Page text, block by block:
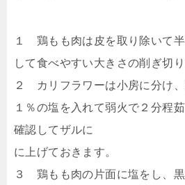
１ 鶏もも肉は皮を取り除いて
して食べやすい大きさの削ぎ切
２ カリフラワーは小房に分け
１％の塩を入れて弱火で２分程
確認してザルに
に上げておきます。
３ 鶏もも肉の片面に塩をし、